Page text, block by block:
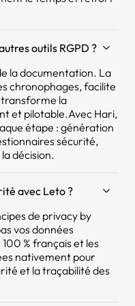
outils RGPD ?
la documentation. La
chronophages, facilite
la
et pilotable.Avec Hari,
étape : génération
sécurité,
décision.
avec Leto ?
de privacy by
vos données
% français et les
nativement pour
et la traçabilité des